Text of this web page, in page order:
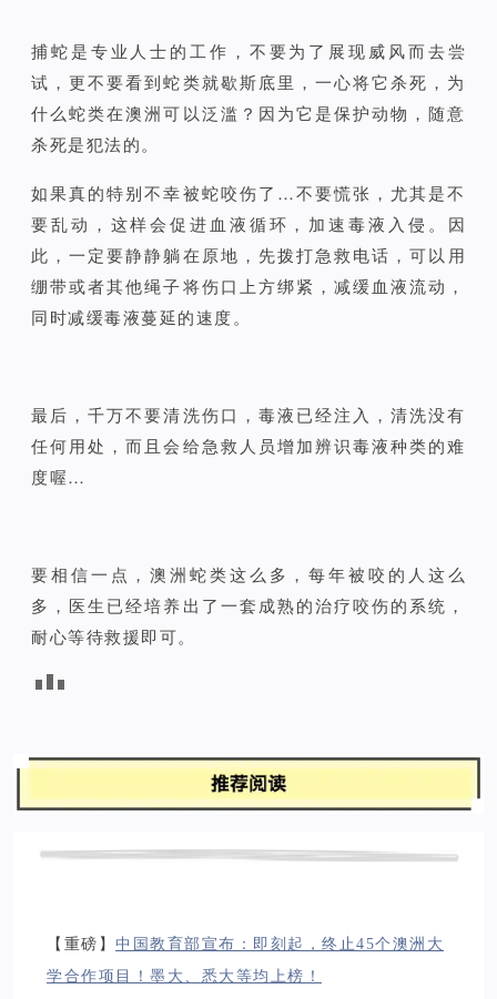
捕蛇是专业人士的工作，不要为了展现威风而去尝
试，更不要看到蛇类就歇斯底里，一心将它杀死，为
什么蛇类在澳洲可以泛滥？因为它是保护动物，随意
杀死是犯法的。
如果真的特别不幸被蛇咬伤了…不要慌张，尤其是不
要乱动，这样会促进血液循环，加速毒液入侵。因
此，一定要静静躺在原地，先拨打急救电话，可以用
绷带或者其他绳子将伤口上方绑紧，减缓血液流动，
同时减缓毒液蔓延的速度。
最后，千万不要清洗伤口，毒液已经注入，清洗没有
任何用处，而且会给急救人员增加辨识毒液种类的难
度喔…
要相信一点，澳洲蛇类这么多，每年被咬的人这么
多，医生已经培养出了一套成熟的治疗咬伤的系统，
耐心等待救援即可。
【重磅】 中国教育部宣布：即刻起，终止45个澳洲大
学合作项目！墨大、悉大等均上榜！